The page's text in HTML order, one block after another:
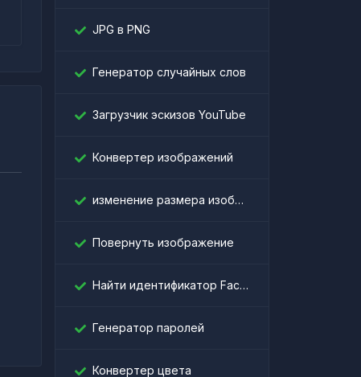
JPG в PNG
Генератор случайных слов
Загрузчик эскизов YouTube
Конвертер изображений
изменение размера изображения
Повернуть изображение
Найти идентификатор Facebook
Генератор паролей
Конвертер цвета